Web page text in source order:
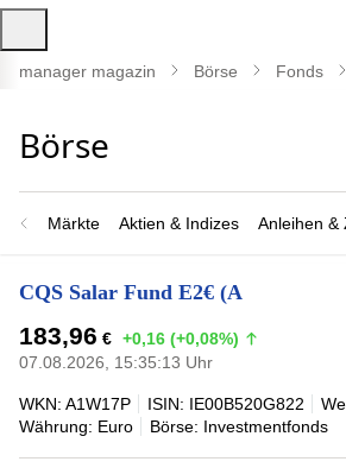
öffnen
manager magazin Börse Fonds
Märkte Aktien & Indizes Anleihen &
CQS Salar Fund E2€ (A
183,96 € +0,16 (+0,08%)
07.08.2026, 15:35:13 Uhr
WKN: A1W17P ISIN: IE00B520G822
Währung: Euro
Börse: Investmentfonds